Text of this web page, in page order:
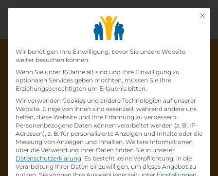
Die Lehrstelle wurde schon
besetzt!
Die LehrstelleLehrling Koch:Köchin (m/w/d)
beiHumanomed Zentrum Althofen GmbHist
schon besetzt.
Mit
Datenschutz-
Wir benötigen Ihre Einwilligung, bevor Sie unsere Website
weiter besuchen können.
Wenn Sie unter 16 Jahre alt sind und Ihre Einwilligung zu
optionalen Services geben möchten, müssen Sie Ihre
Erziehungsberechtigten um Erlaubnis bitten.
Wir verwenden Cookies und andere Technologien auf unserer
Website. Einige von ihnen sind essenziell, während andere uns
helfen, diese Website und Ihre Erfahrung zu verbessern.
Personenbezogene Daten können verarbeitet werden (z. B. IP-
Adressen), z. B. für personalisierte Anzeigen und Inhalte oder die
Messung von Anzeigen und Inhalten. Weitere Informationen
über die Verwendung Ihrer Daten finden Sie in unserer
Datenschutzerklärung. Es besteht keine Verpflichtung, in die
Verarbeitung Ihrer Daten einzuwilligen, um dieses Angebot zu